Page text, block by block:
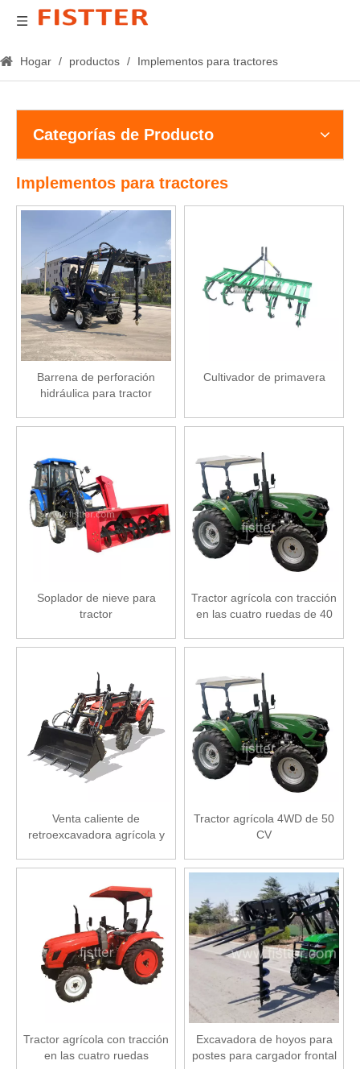
Hogar / productos / Implementos para tractores
Categorías de Producto
Implementos para tractores
Barrena de perforación
hidráulica para tractor
Cultivador de primavera
Soplador de nieve para
tractor
Tractor agrícola con tracción
en las cuatro ruedas de 40
Venta caliente de
retroexcavadora agrícola y
Tractor agrícola 4WD de 50
CV
Tractor agrícola con tracción
en las cuatro ruedas
Excavadora de hoyos para
postes para cargador frontal